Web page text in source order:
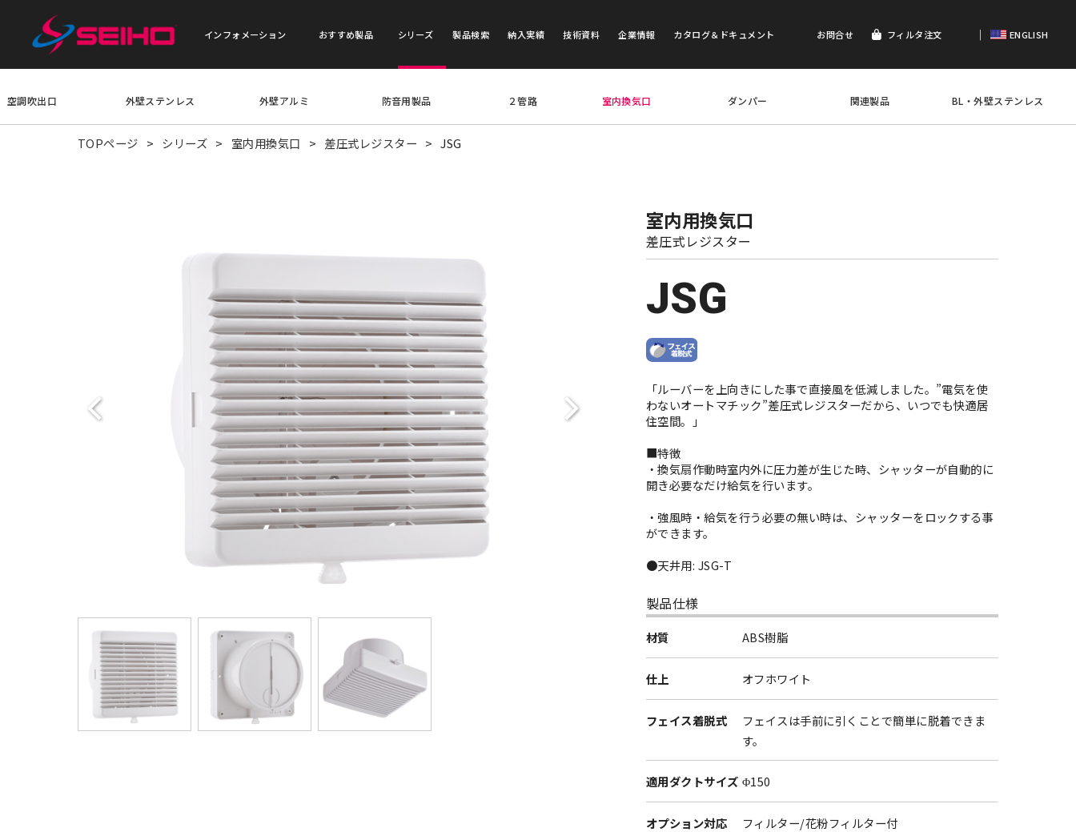
インフォメーション おすすめ製品 シリーズ 製品検索 納入実績 技術資料 企業情報 カタログ＆ドキュメント お問合せ フィルタ注文 ｜ ENGLISH
空調吹出口 外壁ステンレス 外壁アルミ 防音用製品 ２管路 室内換気口 ダンパー 関連製品 BL・外壁ステンレス
TOPページ シリーズ 室内用換気口 差圧式レジスター JSG
室内用換気口
差圧式レジスター
JSG
「ルーバーを上向きにした事で直接風を低減しました。”電気を使
わないオートマチック”差圧式レジスターだから、いつでも快適居
住空間。」
■特徴
・換気扇作動時室内外に圧力差が生じた時、シャッターが自動的に
開き必要なだけ給気を行います。
・強風時・給気を行う必要の無い時は、シャッターをロックする事
ができます。
●天井用: JSG-T
製品仕様
材質 ABS樹脂
仕上 オフホワイト
フェイス着脱式
フェイスは手前に引くことで簡単に脱着できま
す。
適用ダクトサイズ Φ150
オプション対応 フィルター/花粉フィルター付